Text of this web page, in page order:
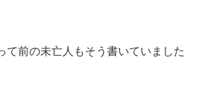
て前の未亡人もそう書いていました